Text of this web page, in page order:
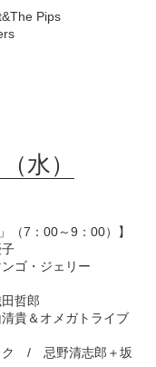
Pips
水）
（7：00～9：00）】
ゴ・ジェリー
哲郎
＆オメガトライブ
ク / 忌野清志郎＋坂